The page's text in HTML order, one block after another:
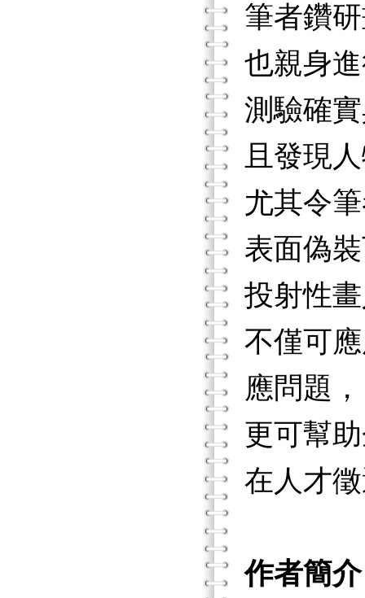
筆者鑽
也親身
測驗確
且發現
尤其令
表面偽
投射性
不僅可
應問題，
更可幫
在人才
作者簡介